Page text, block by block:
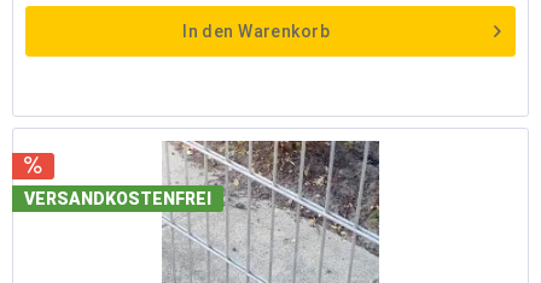
In den Warenkorb
VERSANDKOSTENFREI